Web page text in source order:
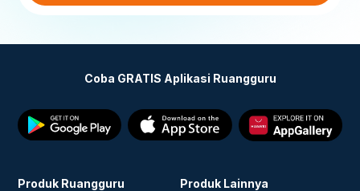
Coba GRATIS Aplikasi Ruangguru
Produk Ruangguru Produk Lainnya